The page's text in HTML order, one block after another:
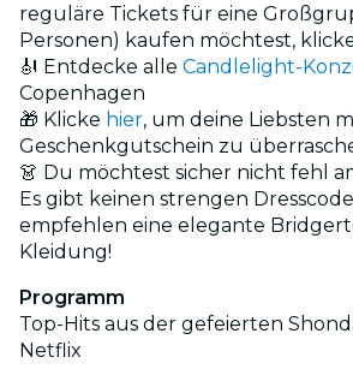
reguläre Tickets für eine
Personen) kaufen möchtest,
🎻 Entdecke alle Candlelight-
Copenhagen
🎁 Klicke hier, um deine Liebsten
Geschenkgutschein zu
👗 Du möchtest sicher nicht fehl
Es gibt keinen strengen
empfehlen eine elegante
Kleidung!
Programm
Top-Hits aus der gefeierten
Netflix